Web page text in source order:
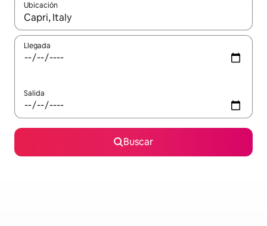
Ubicación
Cuando los resultados estén disponibles, navega con las
Llegada
Salida
Buscar